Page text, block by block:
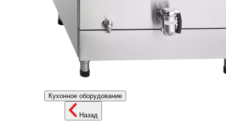
Кухонное оборудование
Назад